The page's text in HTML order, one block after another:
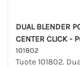
DUAL BLENDER
CENTER CLICK -
101802
Tuote 101802.